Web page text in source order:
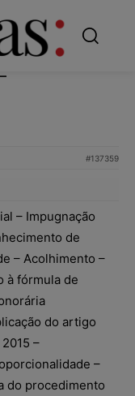
#137359
– Impugnação
de
– Acolhimento –
à fórmula de
do artigo
–
–
do procedimento